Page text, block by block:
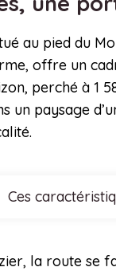
au pied du
offre un
perché à
un paysage
Ces
la route se